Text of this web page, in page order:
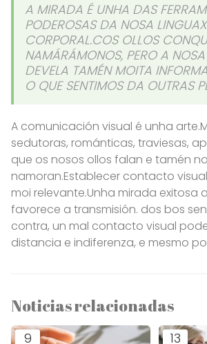
A MIRADA É UNHA DAS
PODEROSAS DA NOSA
CORPORAL.COS OLLOS
NAMÁRÁMONOS, PERO A
DEVELA TAMÉN MOITA
O QUE SENTIMOS DA OUTRAS
A comunicación visual é unha
sedutoras, románticas, traviesas,
que os nosos ollos falan e tamén
namoran.Establecer contacto
moi relevante.Unha mirada exitosa
favorece a transmisión. dos bos
contra, un mal contacto visual
distancia e indiferenza, e mesmo
Noticias relacionadas
9 13